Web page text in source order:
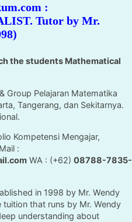
:
Tutor by Mr.
the students Mathematical
Group Pelajaran Matematika
Tangerang, dan Sekitarnya.
Kompetensi Mengajar,
:
WA : (+62) 08788-7835-
in 1998 by Mr. Wendy
that runs by Mr. Wendy
understanding about